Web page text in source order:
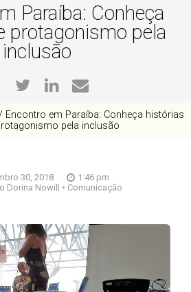
Paraíba: Conheça
protagonismo pela
inclusão
Encontro em Paraíba: Conheça histórias
pela inclusão
30, 2018
1:46 pm
Dorina Nowill • Comunicação